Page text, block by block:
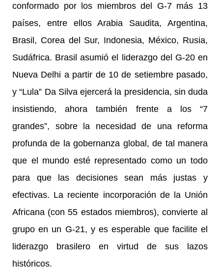
conformado por los miembros del G-7 más 13
países, entre ellos Arabia Saudita, Argentina,
Brasil, Corea del Sur, Indonesia, México, Rusia,
Sudáfrica. Brasil asumió el liderazgo del G-20 en
Nueva Delhi a partir de 10 de setiembre pasado,
y “Lula” Da Silva ejercerá la presidencia, sin duda
insistiendo, ahora también frente a los “7
grandes”, sobre la necesidad de una reforma
profunda de la gobernanza global, de tal manera
que el mundo esté representado como un todo
para que las decisiones sean más justas y
efectivas. La reciente incorporación de la Unión
Africana (con 55 estados miembros), convierte al
grupo en un G-21, y es esperable que facilite el
liderazgo brasilero en virtud de sus lazos
históricos.